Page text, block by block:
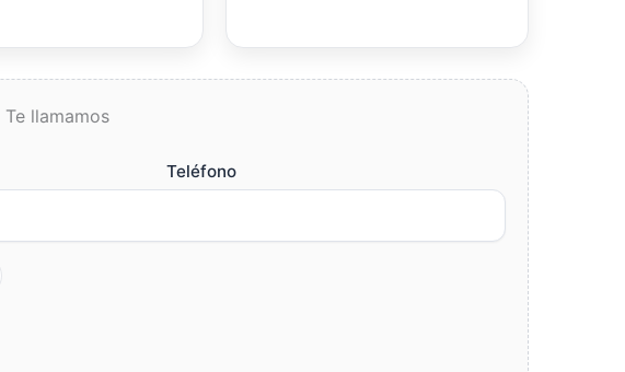
Te llamamos
Teléfono